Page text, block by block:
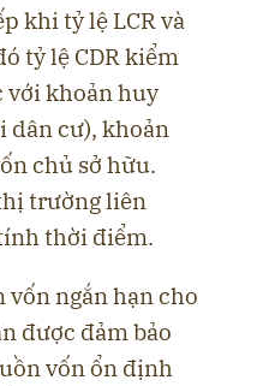
khi tỷ lệ LCR và
tỷ lệ CDR kiểm
với khoản huy
cư), khoản
chủ sở hữu.
trường liên
thời điểm.
vốn ngắn hạn cho
được đảm bảo
vốn ổn định